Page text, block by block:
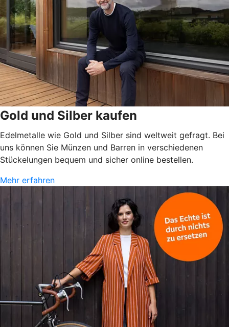
Gold und Silber kaufen
Edelmetalle wie Gold und Silber sind weltweit gefragt. Bei
uns können Sie Münzen und Barren in verschiedenen
Stückelungen bequem und sicher online bestellen.
Mehr erfahren